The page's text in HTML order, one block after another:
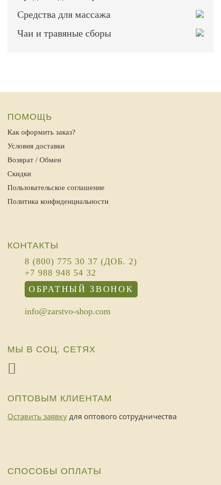
Средства для массажа
Чаи и травяные сборы
ПОМОЩЬ
Как оформить заказ?
Условия доставки
Возврат / Обмен
Скидки
Пользовательское соглашение
Политика конфиденциальности
КОНТАКТЫ
8 (800) 775 30 37 (ДОБ. 2)
+7 988 948 54 32
ОБРАТНЫЙ ЗВОНОК
info@zarstvo-shop.com
МЫ В СОЦ. СЕТЯХ
ОПТОВЫМ КЛИЕНТАМ
Оставить заявку для оптового сотрудничества
СПОСОБЫ ОПЛАТЫ